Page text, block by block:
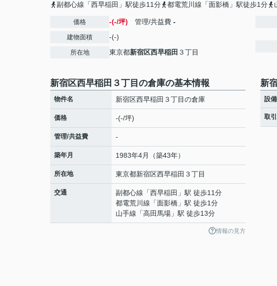
副都心線「西早稲田」駅徒歩11分
都電荒川線「面影橋」駅徒歩1分
価格 -(-/坪) 管理/共益費 -
建物面積 -(-)
所在地 東京都新宿区西早稲田 ３丁目
新宿区西早稲田３丁目の倉庫の基本情報
物件名 新宿区西早稲田３丁目の倉庫
価格 -(-/坪)
管理/共益費 -
築年月 1983年4月（築43年）
所在地 東京都新宿区西早稲田 ３丁目
交通 副都心線 「西早稲田 」駅 徒歩11分
都電荒川線 「面影橋 」駅 徒歩1分
山手線 「高田馬場 」駅 徒歩13分
情報の見方
新
設
取